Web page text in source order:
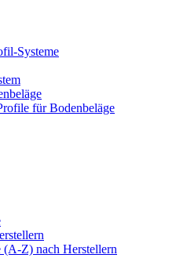
Systeme
für Bodenbeläge
Z) nach Herstellern